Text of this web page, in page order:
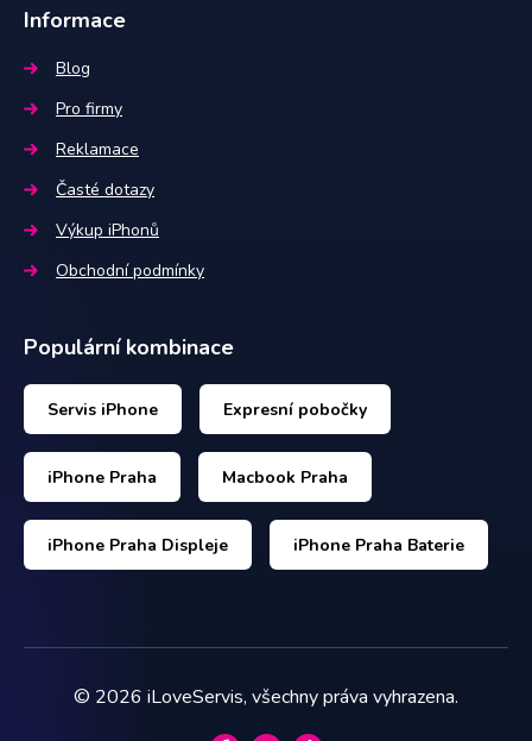
Informace
Blog
Pro firmy
Reklamace
Časté dotazy
Výkup iPhonů
Obchodní podmínky
Populární kombinace
Servis iPhone Expresní pobočky
iPhone Praha Macbook Praha
iPhone Praha Displeje iPhone Praha Baterie
© 2026 iLoveServis, všechny práva vyhrazena.